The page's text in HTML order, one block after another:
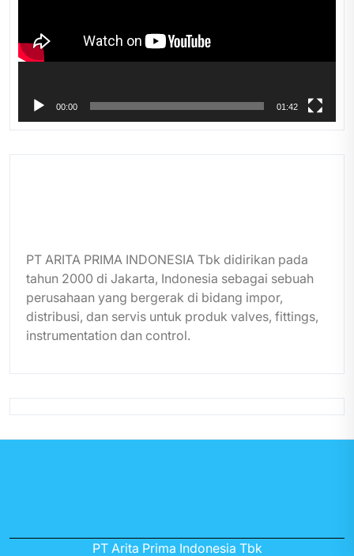
00:00 01:42
PT ARITA PRIMA INDONESIA Tbk didirikan pada
tahun 2000 di Jakarta, Indonesia sebagai sebuah
perusahaan yang bergerak di bidang impor,
distribusi, dan servis untuk produk valves, fittings,
instrumentation dan control.
PT Arita Prima Indonesia Tbk